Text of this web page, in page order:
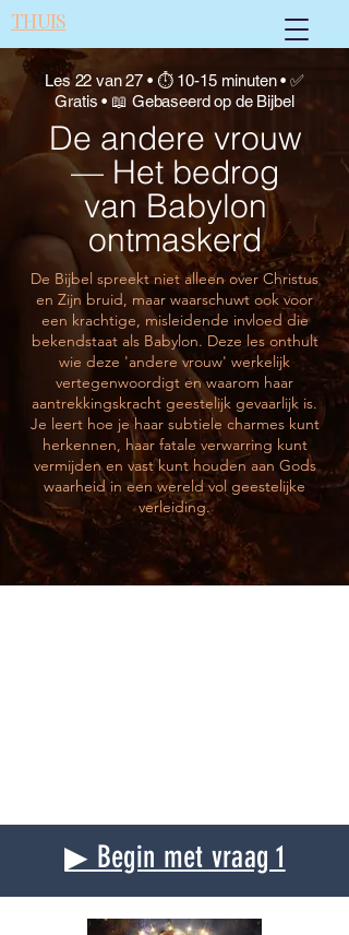
THUIS
Les 22 van 27 • ⏱ 10-15 minuten • ✅
Gratis • 📖 Gebaseerd op de Bijbel
De andere vrouw
— Het bedrog
van Babylon
ontmaskerd
De Bijbel spreekt niet alleen over Christus
en Zijn bruid, maar waarschuwt ook voor
een krachtige, misleidende invloed die
bekendstaat als Babylon. Deze les onthult
wie deze 'andere vrouw' werkelijk
vertegenwoordigt en waarom haar
aantrekkingskracht geestelijk gevaarlijk is.
Je leert hoe je haar subtiele charmes kunt
herkennen, haar fatale verwarring kunt
vermijden en vast kunt houden aan Gods
waarheid in een wereld vol geestelijke
verleiding.
▶ Begin met vraag 1